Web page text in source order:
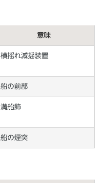
意味
横揺れ減揺装置
船の前部
満船飾
船の煙突